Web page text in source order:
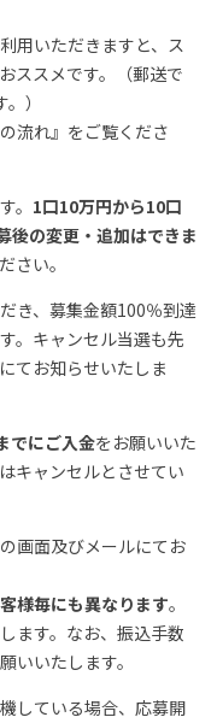
用いただきますと、ス
ススメです。（郵送で
）
流れ』をご覧くださ
。 1口10万円から10口
後の変更・追加はできま
さい。
き、募集金額100％到達
。キャンセル当選も先
てお知らせいたしま
でにご入金をお願いいた
キャンセルとさせてい
画面及びメールにてお
様毎にも異なります。
ます。なお、振込手数
いいたします。
している場合、応募開